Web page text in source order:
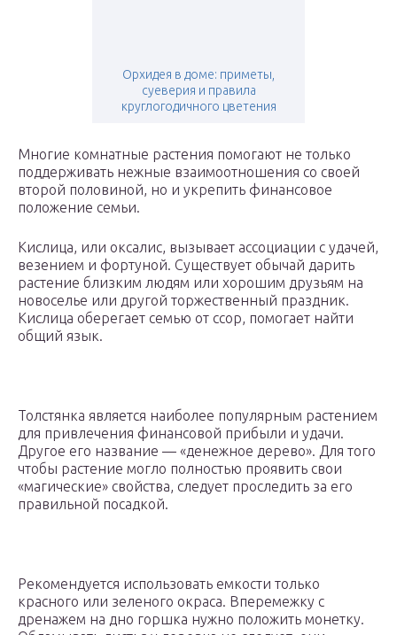
Орхидея в доме: приметы,
суеверия и правила
круглогодичного цветения
Многие комнатные растения помогают не только
поддерживать нежные взаимоотношения со своей
второй половиной, но и укрепить финансовое
положение семьи.
Кислица, или оксалис, вызывает ассоциации с удачей,
везением и фортуной. Существует обычай дарить
растение близким людям или хорошим друзьям на
новоселье или другой торжественный праздник.
Кислица оберегает семью от ссор, помогает найти
общий язык.
Толстянка является наиболее популярным растением
для привлечения финансовой прибыли и удачи.
Другое его название — «денежное дерево». Для того
чтобы растение могло полностью проявить свои
«магические» свойства, следует проследить за его
правильной посадкой.
Рекомендуется использовать емкости только
красного или зеленого окраса. Вперемежку с
дренажем на дно горшка нужно положить монетку.